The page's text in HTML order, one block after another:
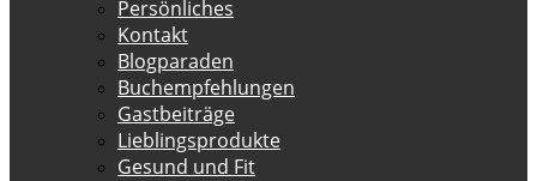
Persönliches
Kontakt
Blogparaden
Buchempfehlungen
Gastbeiträge
Lieblingsprodukte
Gesund und Fit